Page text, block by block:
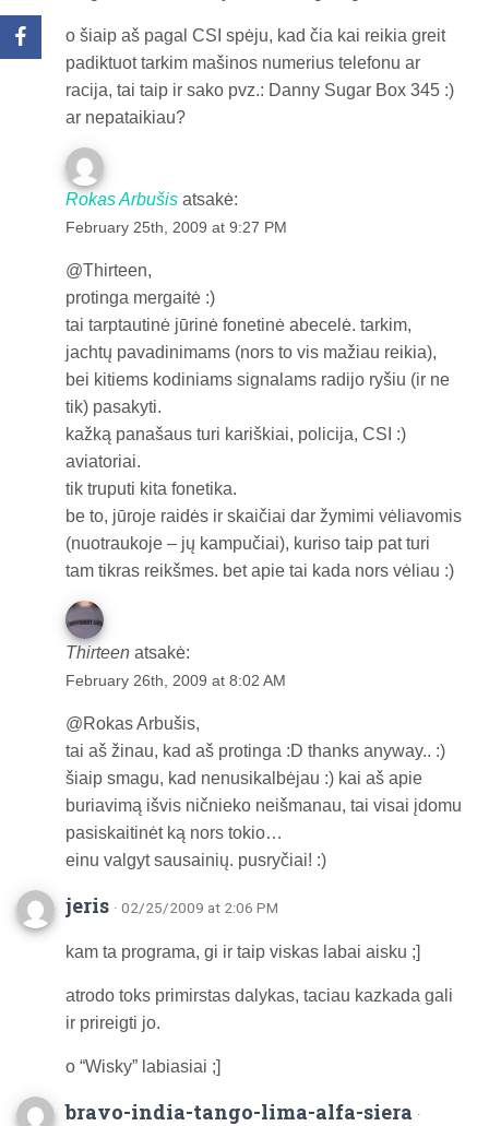
o šiaip aš pagal CSI spėju, kad čia kai reikia greit
padiktuot tarkim mašinos numerius telefonu ar
racija, tai taip ir sako pvz.: Danny Sugar Box 345 :)
ar nepataikiau?
Rokas Arbušis atsakė:
February 25th, 2009 at 9:27 PM
@Thirteen,
protinga mergaitė :)
tai tarptautinė jūrinė fonetinė abecelė. tarkim,
jachtų pavadinimams (nors to vis mažiau reikia),
bei kitiems kodiniams signalams radijo ryšiu (ir ne
tik) pasakyti.
kažką panašaus turi kariškiai, policija, CSI :)
aviatoriai.
tik truputi kita fonetika.
be to, jūroje raidės ir skaičiai dar žymimi vėliavomis
(nuotraukoje – jų kampučiai), kuriso taip pat turi
tam tikras reikšmes. bet apie tai kada nors vėliau :)
Thirteen atsakė:
February 26th, 2009 at 8:02 AM
@Rokas Arbušis,
tai aš žinau, kad aš protinga :D thanks anyway.. :)
šiaip smagu, kad nenusikalbėjau :) kai aš apie
buriavimą išvis ničnieko neišmanau, tai visai įdomu
pasiskaitinėt ką nors tokio…
einu valgyt sausainių. pusryčiai! :)
jeris · 02/25/2009 at 2:06 PM
kam ta programa, gi ir taip viskas labai aisku ;]
atrodo toks primirstas dalykas, taciau kazkada gali
ir prireigti jo.
o “Wisky” labiasiai ;]
bravo-india-tango-lima-alfa-siera ·